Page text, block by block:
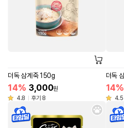
더독 삼계죽 150g
14% 3,000원
4.8
후기 8
더독
14%
4.5